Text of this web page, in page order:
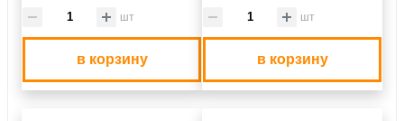
шт
в корзину
шт
в корзину